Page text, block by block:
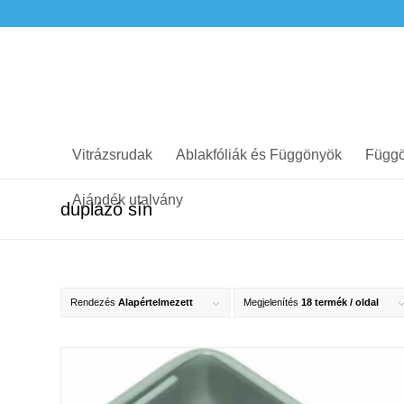
Vitrázsrudak Ablakfóliák és Függönyök
Ajándék utalvány
duplázó sín
Rendezés Alapértelmezett Megjelenítés 18 termék / oldal